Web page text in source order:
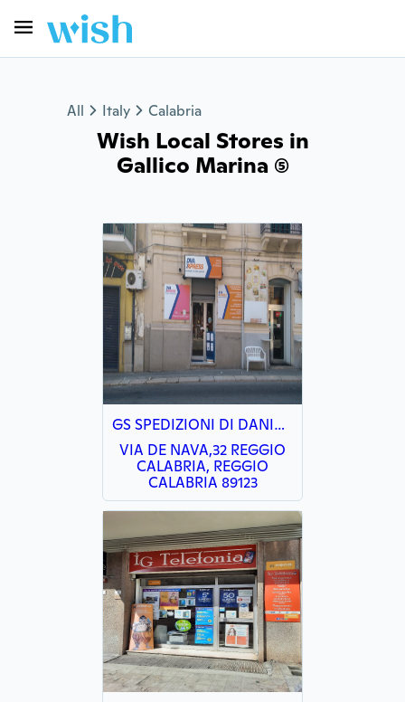
All Italy Calabria
Wish Local Stores in
Gallico Marina (5)
GS SPEDIZIONI DI DANIELA CONDIPODERO
VIA DE NAVA,32 REGGIO
CALABRIA, REGGIO
CALABRIA 89123